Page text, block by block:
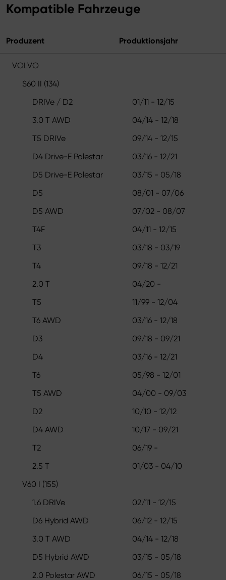
Kompatible Fahrzeuge
Produzent Produktionsjahr
VOLVO
S60 II (134)
DRIVe / D2
01/11 - 12/15
3.0 T AWD
04/14 - 12/18
T5 DRIVe
09/14 - 12/15
D4 Drive-E Polestar
03/16 - 12/21
D5 Drive-E Polestar
03/15 - 05/18
D5
08/01 - 07/06
D5 AWD
07/02 - 08/07
T4F
04/11 - 12/15
T3
03/18 - 03/19
T4
09/18 - 12/21
2.0 T
04/20 -
T5
11/99 - 12/04
T6 AWD
03/16 - 12/18
D3
09/18 - 09/21
D4
03/16 - 12/21
T6
05/98 - 12/01
T5 AWD
04/00 - 09/03
D2
10/10 - 12/12
D4 AWD
10/17 - 09/21
T2
06/19 -
2.5 T
01/03 - 04/10
V60 I (155)
1.6 DRIVe
02/11 - 12/15
D6 Hybrid AWD
06/12 - 12/15
3.0 T AWD
04/14 - 12/18
D5 Hybrid AWD
03/15 - 05/18
2.0 Polestar AWD
06/15 - 05/18